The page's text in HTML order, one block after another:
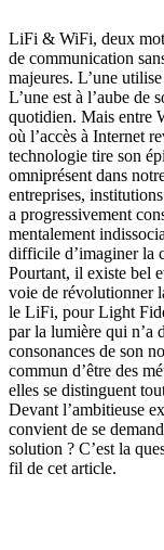
LiFi & WiFi, deux
de communication
majeures. L’une
L’une est à l’aube de
quotidien. Mais entre
où l’accès à Internet
technologie tire son
omniprésent dans
entreprises,
a progressivement
mentalement
difficile d’imaginer la
Pourtant, il existe bel
voie de révolutionner
le LiFi, pour Light
par la lumière qui n’a
consonances de son
commun d’être des
elles se distinguent
Devant l’ambitieuse
convient de se
solution ? C’est la
fil de cet article.